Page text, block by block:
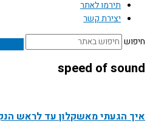
תירמו לאתר
יצירת קשר
חיפוש
speed of sound
איך הגעתי מאשקלון עד לראש הנקרה